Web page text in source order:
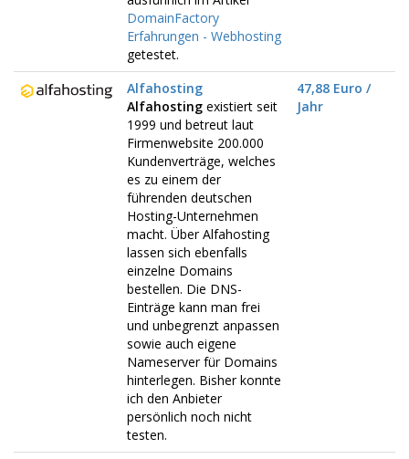
DomainFactory
Erfahrungen - Webhosting
getestet.
Alfahosting
Alfahosting existiert seit
1999 und betreut laut
Firmenwebsite 200.000
Kundenverträge, welches
es zu einem der
führenden deutschen
Hosting-Unternehmen
macht. Über Alfahosting
lassen sich ebenfalls
einzelne Domains
bestellen. Die DNS-
Einträge kann man frei
und unbegrenzt anpassen
sowie auch eigene
Nameserver für Domains
hinterlegen. Bisher konnte
ich den Anbieter
persönlich noch nicht
testen.
47,88 Euro /
Jahr